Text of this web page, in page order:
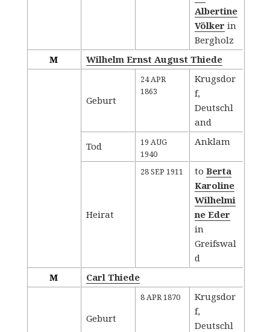
Albertine
Völker in
Bergholz
M
Wilhelm Ernst August Thiede
Geburt
24 APR
1863
Krugsdor
f,
Deutschl
and
Tod
19 AUG
1940
Anklam
Heirat
28 SEP 1911 to Berta
Karoline
Wilhelmi
ne Eder
in
Greifswal
d
M
Carl Thiede
Geburt
8 APR 1870
Krugsdor
f,
Deutschl